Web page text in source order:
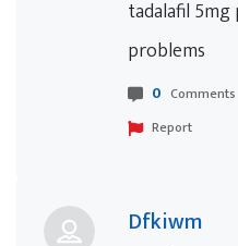
tadalafil
problems
0 Comments
Report
Dfkiwm